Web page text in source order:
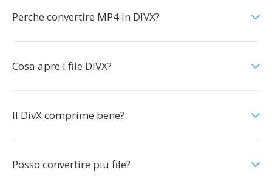
Perche convertire MP4 in DIVX?
Cosa apre i file DIVX?
Il DivX comprime bene?
Posso convertire piu file?